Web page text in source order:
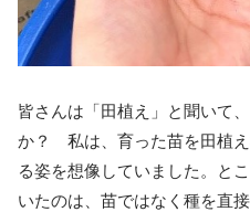
皆さんは「田植え」と聞いて
か？ 私は、育った苗を田植
る姿を想像していました。と
いたのは、苗ではなく種を直